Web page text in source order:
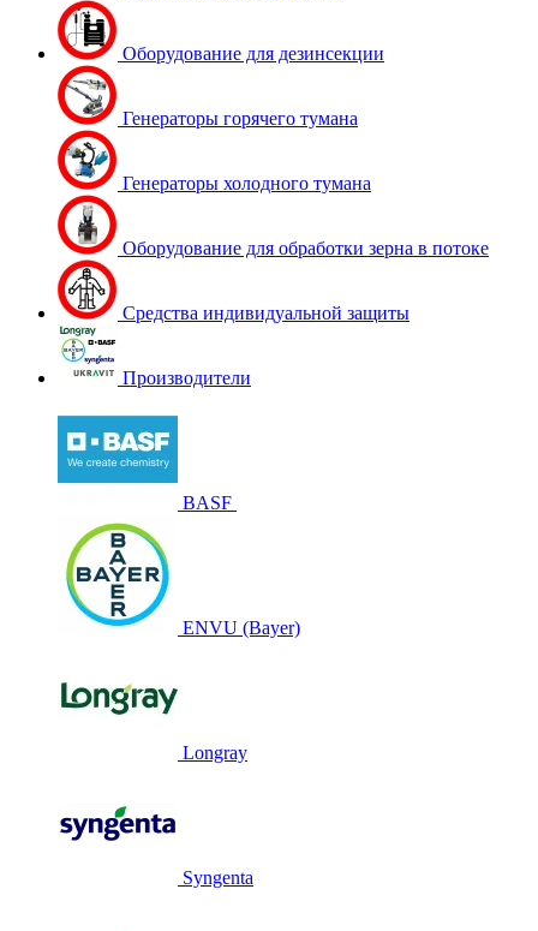
Оборудование для дезинсекции
Генераторы горячего тумана
Генераторы холодного тумана
Оборудование для обработки зерна в потоке
Средства индивидуальной защиты
Производители
BASF
ENVU (Bayer)
Longray
Syngenta